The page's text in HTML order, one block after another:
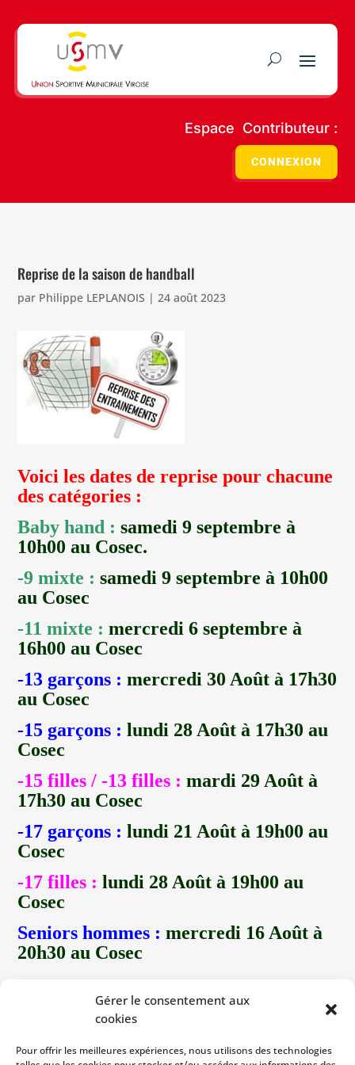
Gérer le consentement aux
cookies
Pour offrir les meilleures expériences, nous utilisons des technologies
Espace Contributeur :
CONNEXION
Reprise de la saison de handball
par Philippe LEPLANOIS |24 août 2023
Voici les dates de reprise pour chacune
des catégories :
Baby hand :samedi 9 septembre à
10h00 au Cosec.
-9 mixte : samedi 9 septembre à 10h00
au Cosec
-11 mixte : mercredi 6 septembre à
16h00 au Cosec
-13 garçons : mercredi 30 Août à 17h30
au Cosec
-15 garçons : lundi 28 Août à 17h30 au
Cosec
-15 filles / -13 filles : mardi 29 Août à
17h30 au Cosec
-17 garçons : lundi 21 Août à 19h00 au
Cosec
-17 filles : lundi 28 Août à 19h00 au
Cosec
Seniors hommes : mercredi 16 Août à
20h30 au Cosec
Seniors femmes
mardi 5 septembre à 20h30 au
Cosec